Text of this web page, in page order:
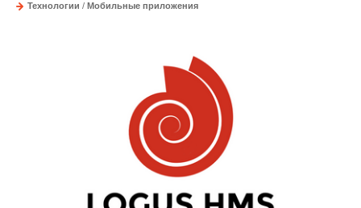
Технологии / Мобильные приложения